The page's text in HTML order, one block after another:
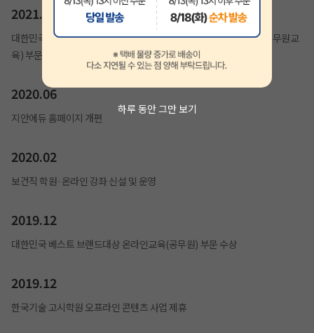
하루 동안 그만 보기
2021.01
대한민국 브랜드평가 1위 교육브랜드(계리직공무원), 교육브랜드(공무원교
육) 부문 수상
2020.06
지안에듀 홈페이지 개편
2020.02
보건직 학원·온라인 강좌 신설 및 운영
2019.12
대한민국 베스트 브랜드대상 온라인교육(공무원) 부문 수상
2019.12
한국기술 고시학원 오프라인 콘텐츠 사업 제휴